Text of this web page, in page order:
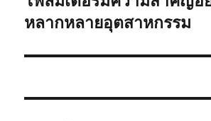
ต่อ
หลากหลายอุตสาหกรรม